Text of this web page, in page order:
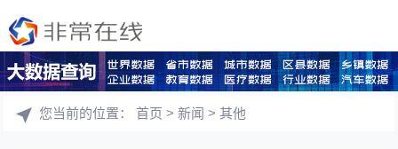
您当前的位置：首页 >新闻 >其他